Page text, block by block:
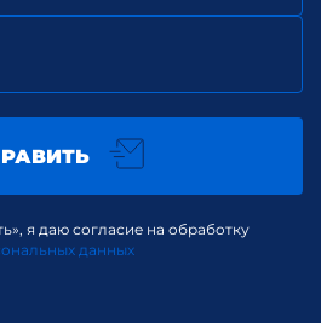
я даю согласие на обработку
данных